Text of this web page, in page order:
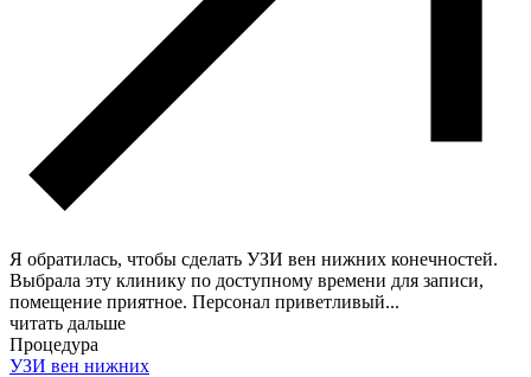
Я обратилась, чтобы сделать УЗИ вен нижних конечностей.
Выбрала эту клинику по доступному времени для записи,
помещение приятное. Персонал приветливый...
читать дальше
Процедура
УЗИ вен нижних